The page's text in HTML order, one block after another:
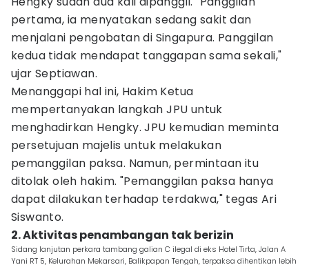
pertama, ia menyatakan sedang sakit dan
menjalani pengobatan di Singapura. Panggilan
kedua tidak mendapat tanggapan sama sekali,"
ujar Septiawan.
Menanggapi hal ini, Hakim Ketua
mempertanyakan langkah JPU untuk
menghadirkan Hengky. JPU kemudian meminta
persetujuan majelis untuk melakukan
pemanggilan paksa. Namun, permintaan itu
ditolak oleh hakim. "Pemanggilan paksa hanya
dapat dilakukan terhadap terdakwa," tegas Ari
Siswanto.
2. Aktivitas penambangan tak berizin
Sidang lanjutan perkara tambang galian C ilegal di eks Hotel Tirta, Jalan A
Yani RT 5, Kelurahan Mekarsari, Balikpapan Tengah, terpaksa dihentikan lebih